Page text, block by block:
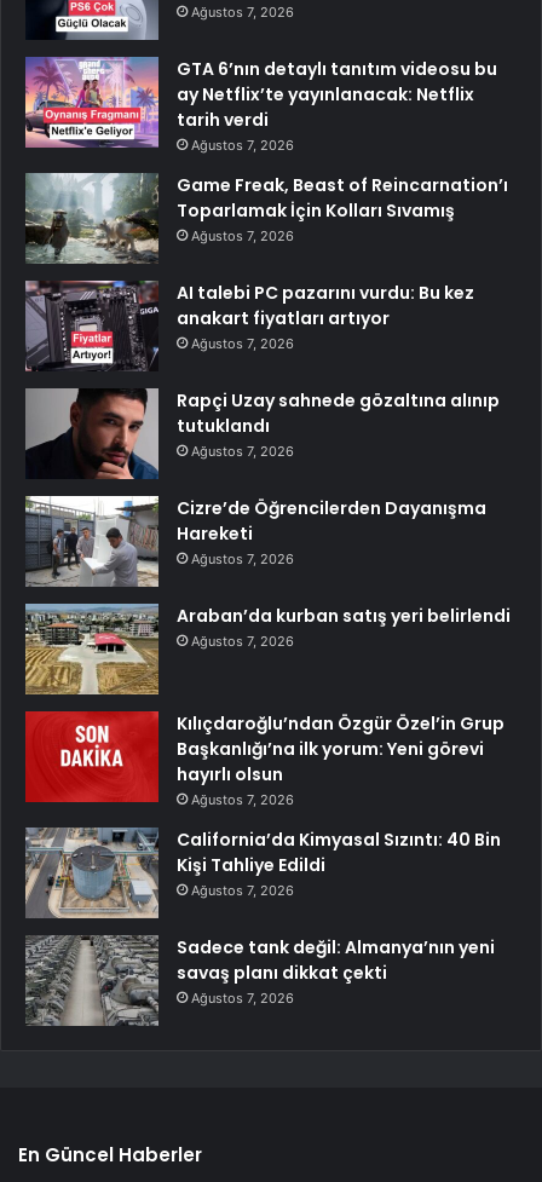
Ağustos 7, 2026
GTA 6’nın detaylı tanıtım videosu bu
ay Netflix’te yayınlanacak: Netflix
tarih verdi
Ağustos 7, 2026
Game Freak, Beast of Reincarnation’ı
Toparlamak İçin Kolları Sıvamış
Ağustos 7, 2026
AI talebi PC pazarını vurdu: Bu kez
anakart fiyatları artıyor
Ağustos 7, 2026
Rapçi Uzay sahnede gözaltına alınıp
tutuklandı
Ağustos 7, 2026
Cizre’de Öğrencilerden Dayanışma
Hareketi
Ağustos 7, 2026
Araban’da kurban satış yeri belirlendi
Ağustos 7, 2026
Kılıçdaroğlu’ndan Özgür Özel’in Grup
Başkanlığı’na ilk yorum: Yeni görevi
hayırlı olsun
Ağustos 7, 2026
California’da Kimyasal Sızıntı: 40 Bin
Kişi Tahliye Edildi
Ağustos 7, 2026
Sadece tank değil: Almanya’nın yeni
savaş planı dikkat çekti
Ağustos 7, 2026
En Güncel Haberler